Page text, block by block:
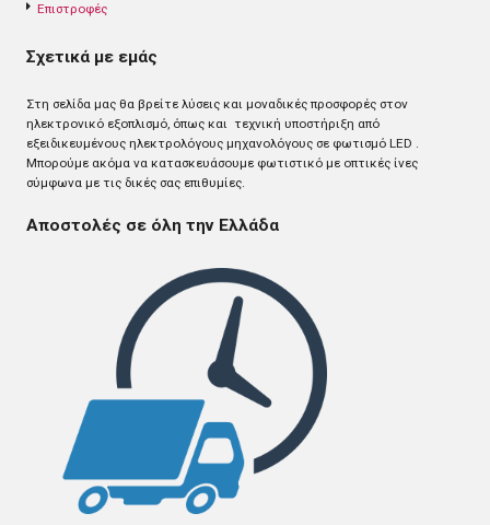
Επιστροφές
Σχετικά με εμάς
Στη σελίδα μας θα βρείτε λύσεις και μοναδικές προσφορές στον
ηλεκτρονικό εξοπλισμό, όπως και τεχνική υποστήριξη από
εξειδικευμένους ηλεκτρολόγους μηχανολόγους σε φωτισμό LED .
Mπορούμε ακόμα να κατασκευάσουμε φωτιστικό με οπτικές ίνες
σύμφωνα με τις δικές σας επιθυμίες.
Αποστολές σε όλη την Ελλάδα